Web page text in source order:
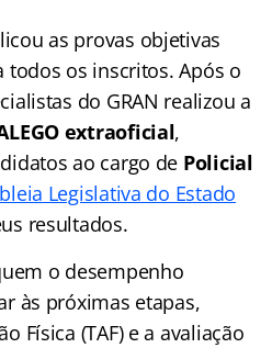
as provas objetivas
todos os inscritos. Após o
do GRAN realizou a
extraoficial,
ao cargo de Policial
Legislativa do Estado
resultados.
o desempenho
às próximas etapas,
Física (TAF) e a avaliação